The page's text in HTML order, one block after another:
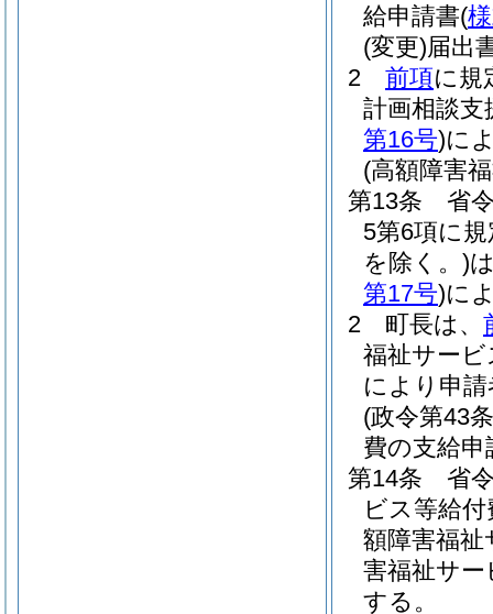
給申請書(
(変更)届出
2
前項に規
計画相談支
第16号)に
(高額障害
第13条
省
5第6項に
を除く。)
第17号)に
2
町長は、
福祉サービ
により申
(政令第43
費の支給申
第14条
省
ビス等給
額障害福
害福祉サー
する。